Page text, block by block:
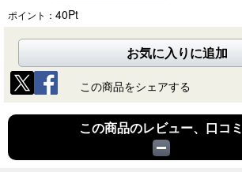
ポイント： 40Pt
お気に入りに追加
この商品をシェアする
この商品のレビュー、口コミ